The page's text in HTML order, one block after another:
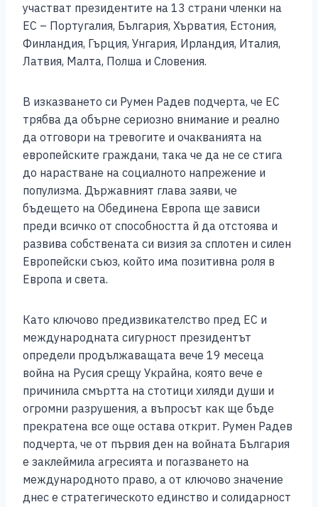
участват президентите на 13 страни членки на
ЕС – Португалия, България, Хърватия, Естония,
Финландия, Гърция, Унгария, Ирландия, Италия,
Латвия, Малта, Полша и Словения.
В изказването си Румен Радев подчерта, че ЕС
трябва да обърне сериозно внимание и реално
да отговори на тревогите и очакванията на
европейските граждани, така че да не се стига
до нарастване на социалното напрежение и
популизма. Държавният глава заяви, че
бъдещето на Обединена Европа ще зависи
преди всичко от способността й да отстоява и
развива собствената си визия за сплотен и силен
Европейски съюз, който има позитивна роля в
Европа и света.
Като ключово предизвикателство пред ЕС и
международната сигурност президентът
определи продължаващата вече 19 месеца
война на Русия срещу Украйна, която вече е
причинила смъртта на стотици хиляди души и
огромни разрушения, а въпросът как ще бъде
прекратена все още остава открит. Румен Радев
подчерта, че от първия ден на войната България
е заклеймила агресията и погазването на
международното право, а от ключово значение
днес е стратегическото единство и солидарност